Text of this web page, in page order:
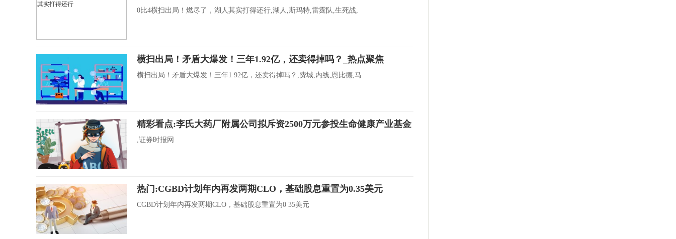
0比4横扫出局！燃尽了，湖人其实打得还行,湖人,斯玛特,雷霆队,生死战,
横扫出局！矛盾大爆发！三年1.92亿，还卖得掉吗？_热点聚焦
横扫出局！矛盾大爆发！三年1 92亿，还卖得掉吗？,费城,内线,恩比德,马
精彩看点:李氏大药厂附属公司拟斥资2500万元参投生命健康产业基金
,证券时报网
热门:CGBD计划年内再发两期CLO，基础股息重置为0.35美元
CGBD计划年内再发两期CLO，基础股息重置为0 35美元